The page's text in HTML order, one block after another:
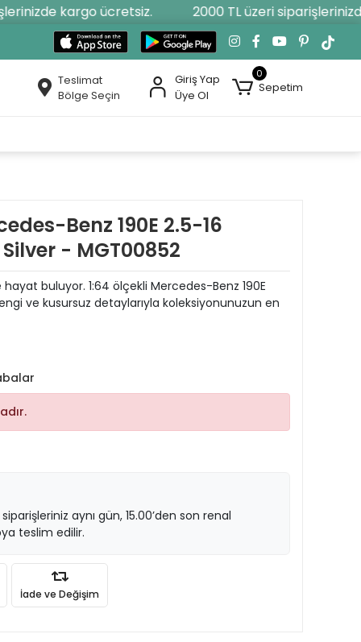
kargo ücretsiz. 2000 TL üzeri
Teslimat
Bölge Seçin
Giriş Yap
Üye Ol
0
Sepetim
Benz 190E 2.5-16
- MGT00852
hayat buluyor. 1:64 ölçekli Mercedes-Benz 190E
ve kusursuz detaylarıyla koleksiyonunuzun en
aynı gün, 15.00’den son renal
teslim edilir.
İade ve Değişim